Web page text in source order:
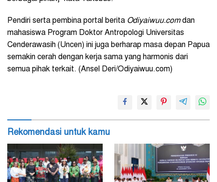
Pendiri serta pembina portal berita Odiyaiwuu.comdan
mahasiswa Program Doktor Antropologi Universitas
Cenderawasih (Uncen) ini juga berharap masa depan Papua
semakin cerah dengan kerja sama yang harmonis dari
semua pihak terkait. (Ansel Deri/Odiyaiwuu.com)
Rekomendasi untuk kamu